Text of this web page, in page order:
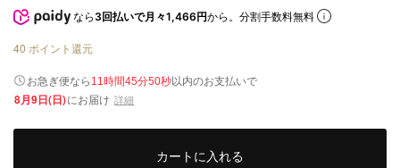
なら 3回払いで月々1,466円から。分割手数料無料
40 ポイント還元
お急ぎ便なら 11時間45分50秒以内のお支払いで
8月9日(日)にお届け 詳細
カートに入れる